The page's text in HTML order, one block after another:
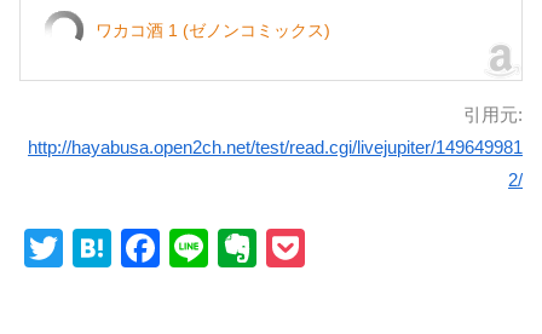
ワカコ酒 1 (ゼノンコミックス)
引用元:
http://hayabusa.open2ch.net/test/read.cgi/livejupiter/149649981
2/
T
H
F
Li
E